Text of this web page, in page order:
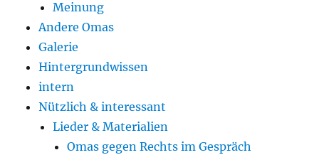
Meinung
Andere Omas
Galerie
Hintergrundwissen
intern
Nützlich & interessant
Lieder & Materialien
Omas gegen Rechts im Gespräch